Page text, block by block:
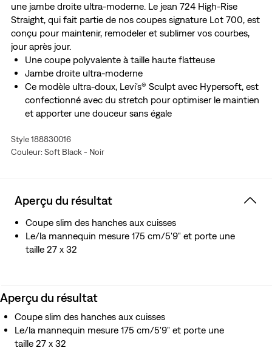
une jambe droite ultra-moderne. Le jean 724 High-Rise
Straight, qui fait partie de nos coupes signature Lot 700, est
conçu pour maintenir, remodeler et sublimer vos courbes,
jour après jour.
Une coupe polyvalente à taille haute flatteuse
Jambe droite ultra-moderne
Ce modèle ultra-doux, Levi's® Sculpt avec Hypersoft, est
confectionné avec du stretch pour optimiser le maintien
et apporter une douceur sans égale
Style 188830016
Couleur: Soft Black - Noir
Aperçu du résultat
Coupe slim des hanches aux cuisses
Le/la mannequin mesure 175 cm/5'9" et porte une
taille 27 x 32
Aperçu du résultat
Coupe slim des hanches aux cuisses
Le/la mannequin mesure 175 cm/5'9" et porte une
taille 27 x 32